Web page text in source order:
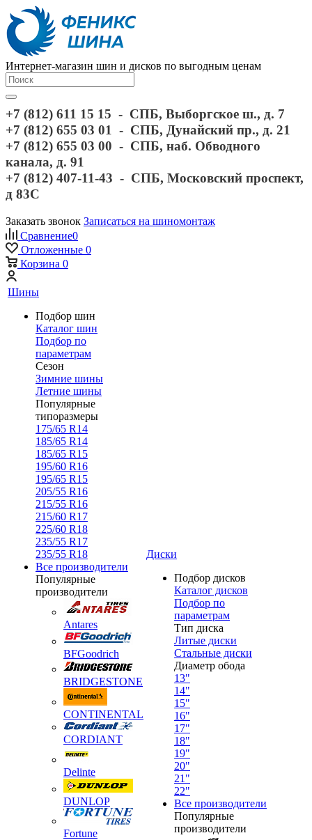
Интернет-магазин шин и дисков по выгодным ценам
+7 (812) 611 15 15 - СПБ, Выборгское ш., д. 7
+7 (812) 655 03 01 - СПБ, Дунайский пр., д. 21
+7 (812) 655 03 00 - СПБ, наб. Обводного
канала, д. 91
+7 (812) 407-11-43 - СПБ, Московский проспект,
д 83С
Заказать звонок Записаться на шиномонтаж
Сравнение0
Отложенные 0
Корзина 0
Шины
Подбор шин
Каталог шин
Подбор по
параметрам
Сезон
Зимние шины
Летние шины
Популярные
типоразмеры
175/65 R14
185/65 R14
185/65 R15
195/60 R16
195/65 R15
205/55 R16
215/55 R16
215/60 R17
225/60 R18
235/55 R17
235/55 R18
Все производители
Популярные
производители
Antares
BFGoodrich
BRIDGESTONE
CONTINENTAL
CORDIANT
Delinte
DUNLOP
Fortune
Диски
Подбор дисков
Каталог дисков
Подбор по
параметрам
Тип диска
Литые диски
Стальные диски
Диаметр обода
13"
14"
15"
16"
17"
18"
19"
20"
21"
22"
Все производители
Популярные
производители